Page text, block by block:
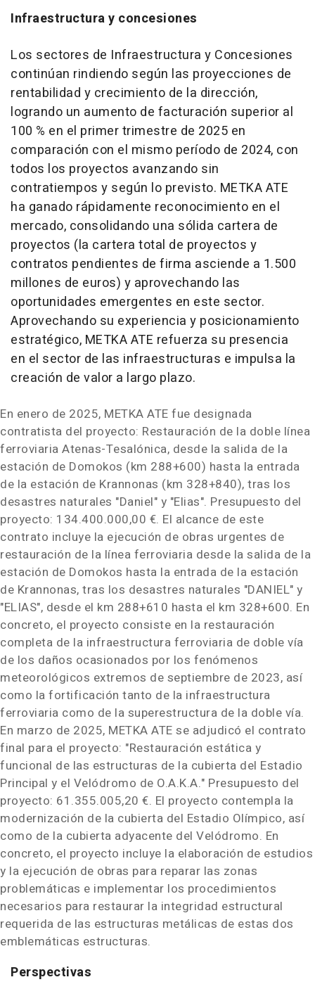
Infraestructura y concesiones
Los sectores de Infraestructura y Concesiones
continúan rindiendo según las proyecciones de
rentabilidad y crecimiento de la dirección,
logrando un aumento de facturación superior al
100 % en el primer trimestre de 2025 en
comparación con el mismo período de 2024, con
todos los proyectos avanzando sin
contratiempos y según lo previsto. METKA ATE
ha ganado rápidamente reconocimiento en el
mercado, consolidando una sólida cartera de
proyectos (la cartera total de proyectos y
contratos pendientes de firma asciende a 1.500
millones de euros) y aprovechando las
oportunidades emergentes en este sector.
Aprovechando su experiencia y posicionamiento
estratégico, METKA ATE refuerza su presencia
en el sector de las infraestructuras e impulsa la
creación de valor a largo plazo.
En enero de 2025, METKA ATE fue designada
contratista del proyecto: Restauración de la doble línea
ferroviaria Atenas-Tesalónica, desde la salida de la
estación de Domokos (km 288+600) hasta la entrada
de la estación de Krannonas (km 328+840), tras los
desastres naturales "Daniel" y "Elias". Presupuesto del
proyecto: 134.400.000,00 €. El alcance de este
contrato incluye la ejecución de obras urgentes de
restauración de la línea ferroviaria desde la salida de la
estación de Domokos hasta la entrada de la estación
de Krannonas, tras los desastres naturales "DANIEL" y
"ELIAS", desde el km 288+610 hasta el km 328+600. En
concreto, el proyecto consiste en la restauración
completa de la infraestructura ferroviaria de doble vía
de los daños ocasionados por los fenómenos
meteorológicos extremos de septiembre de 2023, así
como la fortificación tanto de la infraestructura
ferroviaria como de la superestructura de la doble vía.
En marzo de 2025, METKA ATE se adjudicó el contrato
final para el proyecto: "Restauración estática y
funcional de las estructuras de la cubierta del Estadio
Principal y el Velódromo de O.A.K.A." Presupuesto del
proyecto: 61.355.005,20 €. El proyecto contempla la
modernización de la cubierta del Estadio Olímpico, así
como de la cubierta adyacente del Velódromo. En
concreto, el proyecto incluye la elaboración de estudios
y la ejecución de obras para reparar las zonas
problemáticas e implementar los procedimientos
necesarios para restaurar la integridad estructural
requerida de las estructuras metálicas de estas dos
emblemáticas estructuras.
Perspectivas